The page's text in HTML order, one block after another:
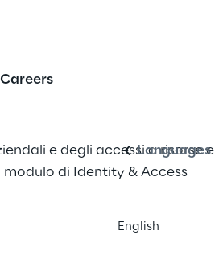
Careers
Languages
English
e degli accessi a risorse e
di Identity & Access